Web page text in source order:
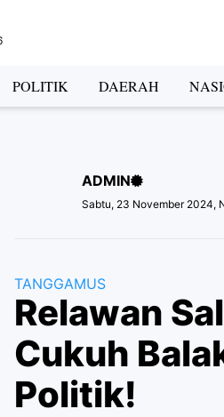
POLITIK DAERAH
ADMIN
Sabtu, 23 November 2024,
TANGGAMUS
Relawan
Cukuh
Politik!